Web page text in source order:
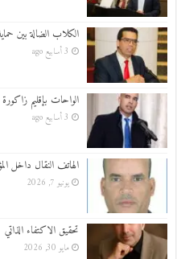
الكلاب الضالة بين
3 أسابيع ago
الواحات بإقليم
3 أسابيع ago
الهاتف النقال داخل
يونيو 7, 2026
تحقيق الاكتفاء الذاتي
مايو 30, 2026